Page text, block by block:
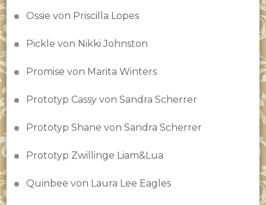
Ossie von Priscilla Lopes
Pickle von Nikki Johnston
Promise von Marita Winters
Prototyp Cassy von Sandra Scherrer
Prototyp Shane von Sandra Scherrer
Prototyp Zwillinge Liam&Lua
Quinbee von Laura Lee Eagles